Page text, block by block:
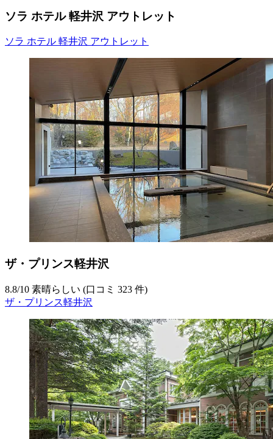
ソラ ホテル 軽井沢 アウトレット
ソラ ホテル 軽井沢 アウトレット
ザ・プリンス軽井沢
8.8/10 素晴らしい (口コミ 323 件)
ザ・プリンス軽井沢